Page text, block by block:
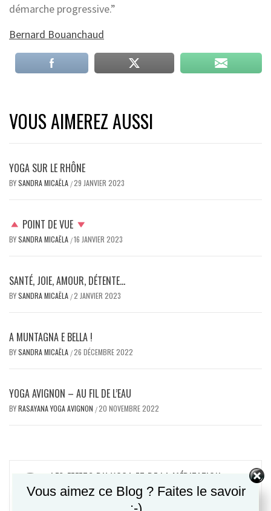
démarche progressive.”
Bernard Bouanchaud
VOUS AIMEREZ AUSSI
YOGA SUR LE RHÔNE
BYSANDRA MICAËLA /29 JANVIER 2023
POINT DE VUE
BYSANDRA MICAËLA /16 JANVIER 2023
SANTÉ, JOIE, AMOUR, DÉTENTE…
BYSANDRA MICAËLA /2 JANVIER 2023
A MUNTAGNA E BELLA !
BYSANDRA MICAËLA /26 DÉCEMBRE 2022
YOGA AVIGNON – AU FIL DE L’EAU
BYRASAYANA YOGA AVIGNON /20 NOVEMBRE 2022
Navigation
de
LES EFFETS DU YOGA ET DE LA MÉDITATION –
ÉTUDE HARVARD
Vous aimez ce Blog ? Faites le savoir
;-)